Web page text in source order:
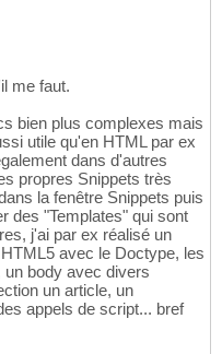
me faut.
bien plus complexes mais
utile qu'en HTML par ex
dans d'autres
propres Snippets très
la fenêtre Snippets puis
des "Templates" qui sont
j'ai par ex réalisé un
avec le Doctype, les
body avec divers
un article, un
appels de script... bref